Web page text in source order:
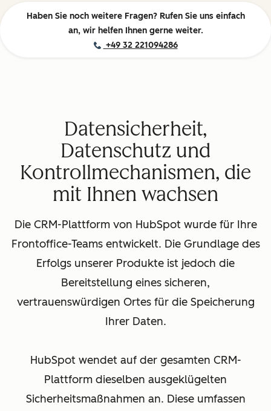
Haben Sie noch weitere Fragen? Rufen Sie uns einfach
an, wir helfen Ihnen gerne weiter.
+49 32 221094286
Datensicherheit,
Datenschutz und
Kontrollmechanismen, die
mit Ihnen wachsen
Die CRM-Plattform von HubSpot wurde für Ihre
Frontoffice-Teams entwickelt. Die Grundlage des
Erfolgs unserer Produkte ist jedoch die
Bereitstellung eines sicheren,
vertrauenswürdigen Ortes für die Speicherung
Ihrer Daten.
HubSpot wendet auf der gesamten CRM-
Plattform dieselben ausgeklügelten
Sicherheitsmaßnahmen an. Diese umfassen